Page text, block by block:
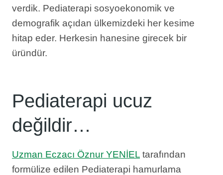
verdik. Pediaterapi sosyoekonomik ve
demografik açıdan ülkemizdeki her kesime
hitap eder. Herkesin hanesine girecek bir
üründür.
Pediaterapi ucuz
değildir…
Uzman Eczacı Öznur YENİEL tarafından
formülize edilen Pediaterapi hamurlama